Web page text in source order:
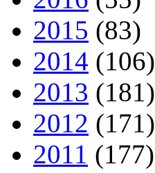
2015 (83)
2014 (106)
2013 (181)
2012 (171)
2011 (177)